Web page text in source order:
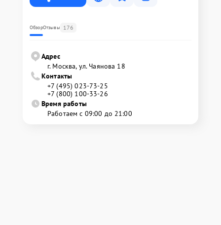
ОбзорОтзывы 176
Адрес
г. Москва, ул. Чаянова 18
Контакты
+7 (495) 023-73-25
+7 (800) 100-33-26
Время работы
Работаем с 09:00 до 21:00